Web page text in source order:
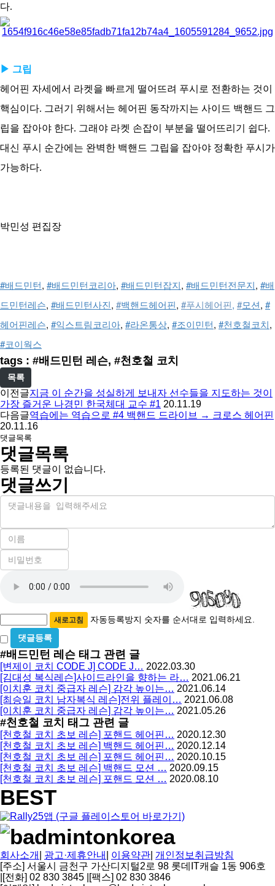
다.
▶ 그립
헤어핀 자세에서 라켓을 빠르게 떨어뜨려 푸시로 전환하는 것이
핵심이다. 그러기 위해서는 헤어핀 동작까지는 사이드 백핸드 그
립을 잡아야 한다. 그래야 라켓 손잡이 부분을 떨어뜨리기 쉽다.
대신 푸시 순간에는 완벽한 백핸드 그립을 잡아야 정확한 푸시가
가능하다.
박민성 편집장
#배드민턴, #배드민턴코리아, #배드민턴잡지, #배드민턴전문지, #배
드민턴레슨, #배드민턴사진, #백핸드헤어핀, #푸시헤어핀, #모션, #
헤어핀레슨, #익스트림코리아, #라온통상, #조이민턴, #천호철코치
#코이웍스
tags : #배드민턴 레슨, #천호철 코치
목록
이전글지금 이 순간을 성실하게 보내자 선수들을 지도하는 것이
가장 즐거운 나경민 한국체대 교수 #1 20.11.19
다음글역습에는 역습으로 #4 백핸드 드라이브 → 크로스 헤어핀
20.11.16
댓글목록
댓글목록
등록된 댓글이 없습니다.
댓글쓰기
내
이
필
수
비
밀
방
지
새로고침 자동등록방지 숫자를 순서대로 입력하세요.
비
밀
글
사
용
#배드민턴 레슨 태그 관련 글
[변제이 코치 CODE J] CODE J… 2022.03.30
[김대성 복식레슨]사이드라인을 향하는 라… 2021.06.21
[이치훈 코치 중급자 레슨] 감각 높이는… 2021.06.14
[최승일 코치 남자복식 레슨]전위 플레이… 2021.06.08
[이치훈 코치 중급자 레슨] 감각 높이는… 2021.05.26
#천호철 코치 태그 관련 글
[천호철 코치 초보 레슨] 포핸드 헤어핀… 2020.12.30
[천호철 코치 초보 레슨] 백핸드 헤어핀… 2020.12.14
[천호철 코치 초보 레슨] 포핸드 헤어핀… 2020.10.15
[천호철 코치 초보 레슨] 백핸드 모션 … 2020.09.15
[천호철 코치 초보 레슨] 포핸드 모션 … 2020.08.10
BEST
회사소개 광고·제휴안내 이용약관 개인정보취급방침
[주소] 서울시 금천구 가산디지털2로 98 롯데IT캐슬 1동 906호
[전화] 02 830 3845 [팩스] 02 830 3846